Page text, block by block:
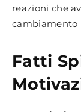
reazioni che
cambiamento
Fatti